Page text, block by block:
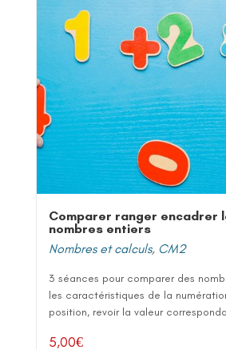
Comparer ranger encadrer
nombres entiers
Nombres et calculs, CM2
3 séances pour comparer des
les caractéristiques de la
position, revoir la valeur
5,00€